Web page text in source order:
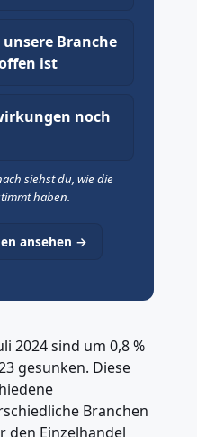
Branche
ist
noch
haben.
ansehen →
2024 sind um 0,8 %
gesunken. Diese
Branchen
den Einzelhandel